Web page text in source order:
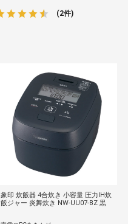
(2件)
象印 炊飯器 4合炊き 小容量 圧力IH炊
飯ジャー 炎舞炊き NW-UU07-BZ 黒